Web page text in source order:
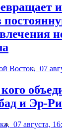
Восток, 07
и Эр-
07 августа,